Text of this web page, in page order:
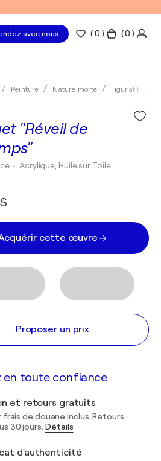
avec nous (0 ) ( 0 )
Peinture Nature morte Figuratif
"Réveil de
•Acrylique, Huile sur Toile
cette œuvre
Proposer un prix
en toute confiance
et retours gratuits
frais de douane inclus. Retours
30 jours. Détails
d'authenticité